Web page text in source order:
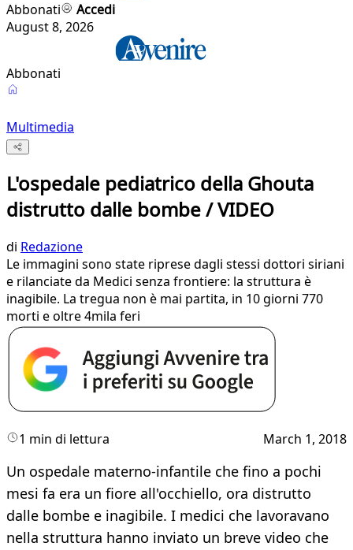
Abbonati
Accedi
August 8, 2026
Abbonati
Multimedia
L'ospedale pediatrico della Ghouta
distrutto dalle bombe / VIDEO
di Redazione
Le immagini sono state riprese dagli stessi dottori siriani
e rilanciate da Medici senza frontiere: la struttura è
inagibile. La tregua non è mai partita, in 10 giorni 770
morti e oltre 4mila feri
1 min di lettura March 1, 2018
Un ospedale materno-infantile che fino a pochi
mesi fa era un fiore all'occhiello, ora distrutto
dalle bombe e inagibile. I medici che lavoravano
nella struttura hanno inviato un breve video che